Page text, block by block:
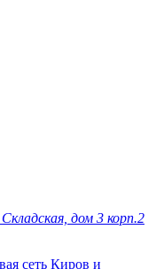
Складская, дом 3 корп.2